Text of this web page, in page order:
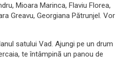
Mioara Marinca, Flaviu Florea,
Greavu, Georgiana Pătrunjel. Vor
satului Vad. Ajungi pe un drum
te întâmpinã un panou de